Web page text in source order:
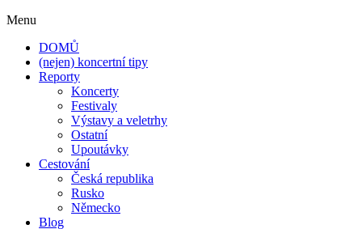
Menu
DOMŮ
(nejen) koncertní tipy
Reporty
Koncerty
Festivaly
Výstavy a veletrhy
Ostatní
Upoutávky
Cestování
Česká republika
Rusko
Německo
Blog